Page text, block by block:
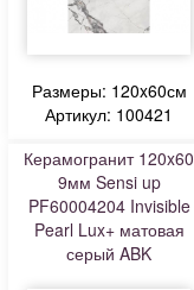
Размеры: 120x60см
Артикул: 100421
Керамогранит 120x60
9мм Sensi up
PF60004204 Invisible
Pearl Lux+ матовая
серый ABK